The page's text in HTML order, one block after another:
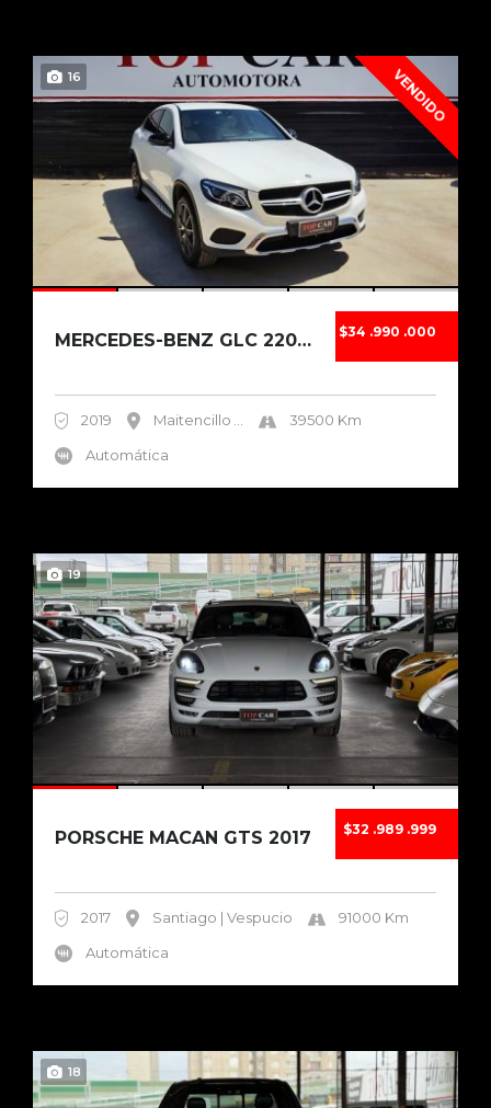
VENDIDO
16
$34 .990 .000
MERCEDES-BENZ GLC 220D COUPÉ TURBO DIESEL 20...
2019 Maitencillo
39500 Km
Automática
19
$32 .989 .999
PORSCHE MACAN GTS 2017
2017 Santiago | Vespucio
91000 Km
Automática
18